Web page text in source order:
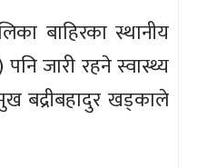
बाहिरका स्थानीय
जारी रहने स्वास्थ्य
बद्रीबहादुर खड्काले